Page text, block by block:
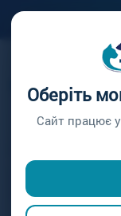
Оберіть
Сайт працює